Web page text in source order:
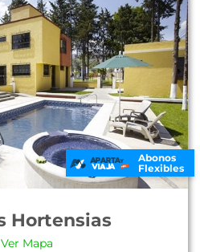
Abonos
Flexibles
Hortensias
Ver Mapa